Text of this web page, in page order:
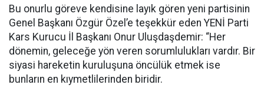
Bu onurlu göreve kendisine layık gören yeni partisinin
Genel Başkanı Özgür Özel’e teşekkür eden YENİ Parti
Kars Kurucu İl Başkanı Onur Uluşdaşdemir: “Her
dönemin, geleceğe yön veren sorumlulukları vardır. Bir
siyasi hareketin kuruluşuna öncülük etmek ise
bunların en kıymetlilerinden biridir.